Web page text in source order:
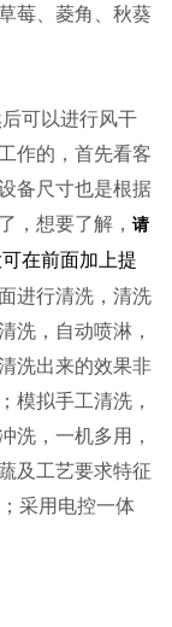
莓、菱角、秋葵
可以进行风干
作的，首先看客
备尺寸也是根据
，想要了解，请
在前面加上提
进行清洗，清洗
洗，自动喷淋，
洗出来的效果非
模拟手工清洗，
洗，一机多用，
及工艺要求特征
采用电控一体